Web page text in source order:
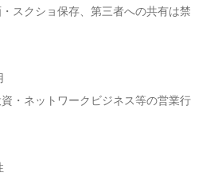
スクショ保存、第三者への共有は禁
・ネットワークビジネス等の営業行